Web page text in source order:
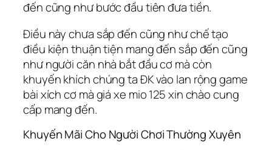
đến cũng như bước đầu tiên đưa tiền.
Điều này chưa sắp đến cũng như chế tạo
điều kiện thuận tiện mang đến sắp đến cũng
như người căn nhà bắt đầu cơ mà còn
khuyến khích chúng ta ĐK vào lan rộng game
bài xích cơ mà giá xe mio 125 xin chào cung
cấp mang đến.
Khuyến Mãi Cho Người Chơi Thường Xuyên